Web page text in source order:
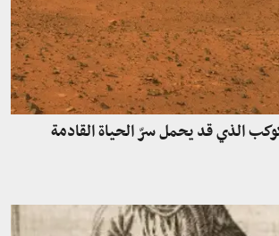
الذي قد يحمل سرّ الحياة القادمة